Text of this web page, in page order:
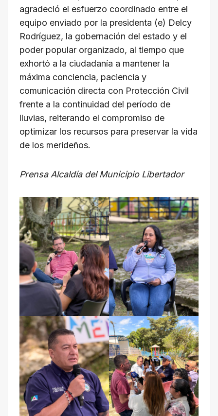
agradeció el esfuerzo coordinado entre el
equipo enviado por la presidenta (e) Delcy
Rodríguez, la gobernación del estado y el
poder popular organizado, al tiempo que
exhortó a la ciudadanía a mantener la
máxima conciencia, paciencia y
comunicación directa con Protección Civil
frente a la continuidad del período de
lluvias, reiterando el compromiso de
optimizar los recursos para preservar la vida
de los merideños.
Prensa Alcaldía del Municipio Libertador